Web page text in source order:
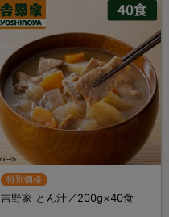
特別価格
吉野家 とん汁／200g×40食